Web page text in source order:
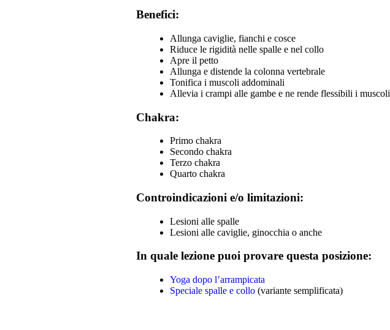
Benefici:
Allunga caviglie, fianchi e cosce
Riduce le rigidità nelle spalle e nel collo
Apre il petto
Allunga e distende la colonna vertebrale
Tonifica i muscoli addominali
Allevia i crampi alle gambe e ne rende flessibili i muscoli
Chakra:
Primo chakra
Secondo chakra
Terzo chakra
Quarto chakra
Controindicazioni e/o limitazioni:
Lesioni alle spalle
Lesioni alle caviglie, ginocchia o anche
In quale lezione puoi provare questa posizione:
Yoga dopo l’arrampicata
Speciale spalle e collo (variante semplificata)